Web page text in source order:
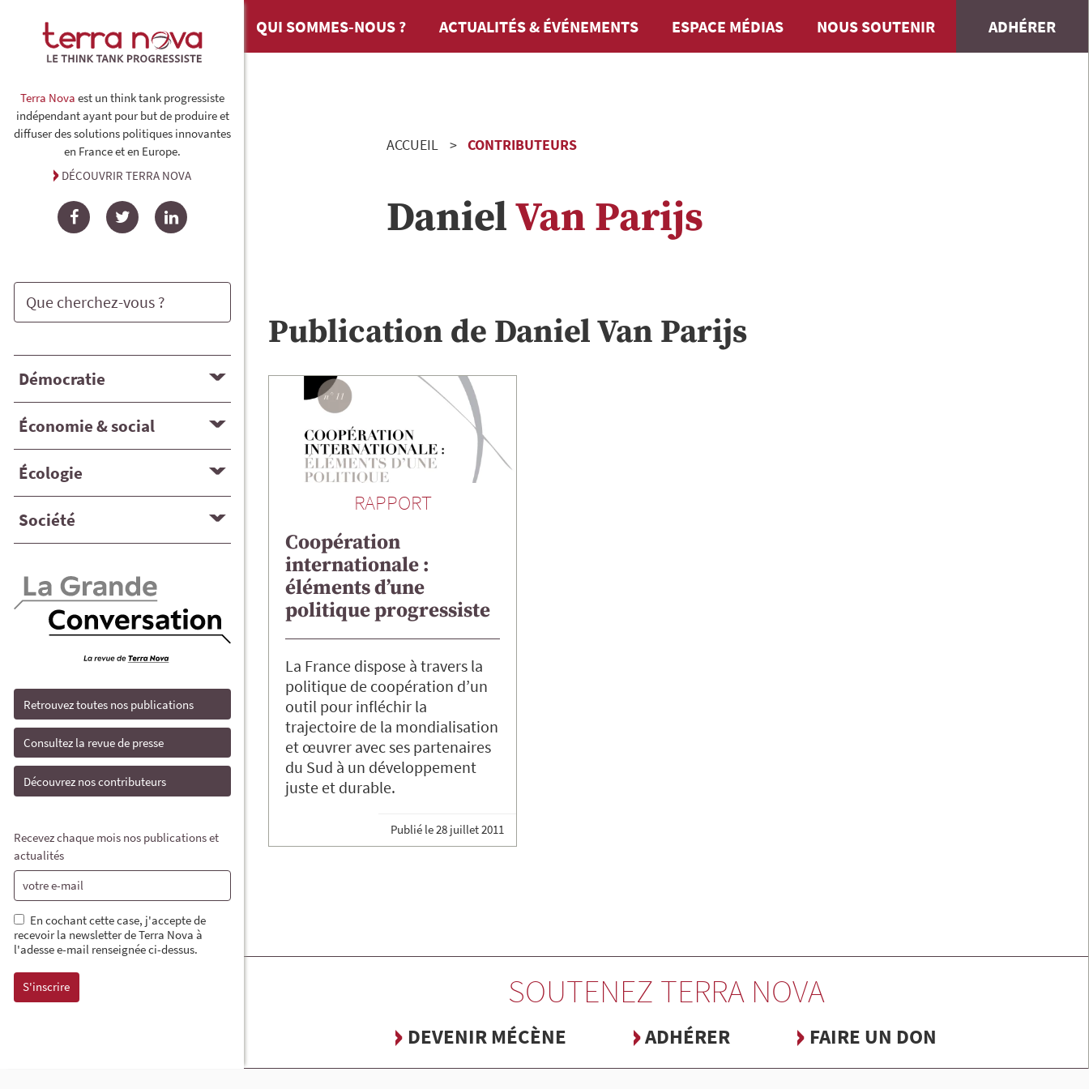
Terra Nova est un think tank progressiste
indépendant ayant pour but de produire et
diffuser des solutions politiques innovantes
en France et en Europe.
DÉCOUVRIR TERRA NOVA
FacebookTwitterLinkedIn
Démocratie
Économie & social
Écologie
Société
Retrouvez toutes nos publications
Consultez la revue de presse
Découvrez nos contributeurs
Recevez chaque mois nos publications et
actualités
En cochant cette case, j'accepte de
recevoir la newsletter de Terra Nova à
l'adesse e-mail renseignée ci-dessus.
QUI SOMMES-NOUS ? ACTUALITÉS & ÉVÉNEMENTS ESPACE MÉDIAS NOUS SOUTENIR ADHÉRER
ACCUEIL CONTRIBUTEURS
DanielVan Parijs
Publication de DanielVan Parijs
RAPPORT
Coopération
internationale :
éléments d’une
politique progressiste
La France dispose à travers la
politique de coopération d’un
outil pour infléchir la
trajectoire de la mondialisation
et œuvrer avec ses partenaires
du Sud à un développement
juste et durable.
Publié le28 juillet 2011
SOUTENEZ TERRA NOVA
DEVENIR MÉCÈNE ADHÉRER FAIRE UN DON